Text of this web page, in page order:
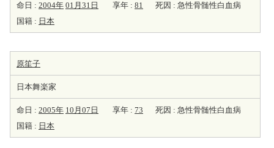
命日 : 2004年 01月31日 享年 : 81
死因 : 急性骨髄性白血病
国籍 : 日本
原笙子
日本舞楽家
命日 : 2005年 10月07日 享年 : 73
死因 : 急性骨髄性白血病
国籍 : 日本